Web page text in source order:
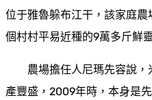
位于雅魯躲布江干，該家庭農
個村村平易近種的9萬多斤鮮
農場擔任人尼瑪先容說
產豐盛，2009年時，本身是